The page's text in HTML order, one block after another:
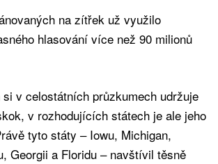
na zítřek už využilo
hlasování více než 90 milionů
si v celostátních průzkumech udržuje
v rozhodujících státech je ale jeho
tyto státy – Iowu, Michigan,
Georgii a Floridu – navštívil těsně